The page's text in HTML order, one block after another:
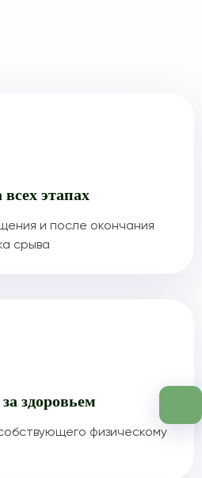
этапах
и после окончания
срыва
здоровьем
физическому